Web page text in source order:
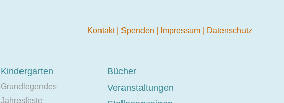
Kontakt Spenden Impressum Datenschutz
Kindergarten
Grundlegendes
Jahresfeste
Bücher
Veranstaltungen